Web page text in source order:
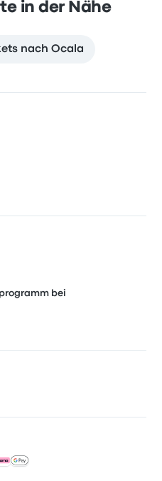
in der Nähe
nach Ocala
bei